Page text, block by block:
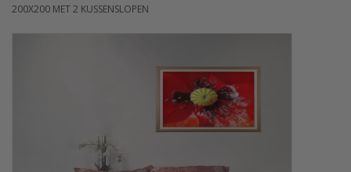
Sofiben BLOG
200X200 MET 2 KUSSENSLOPEN